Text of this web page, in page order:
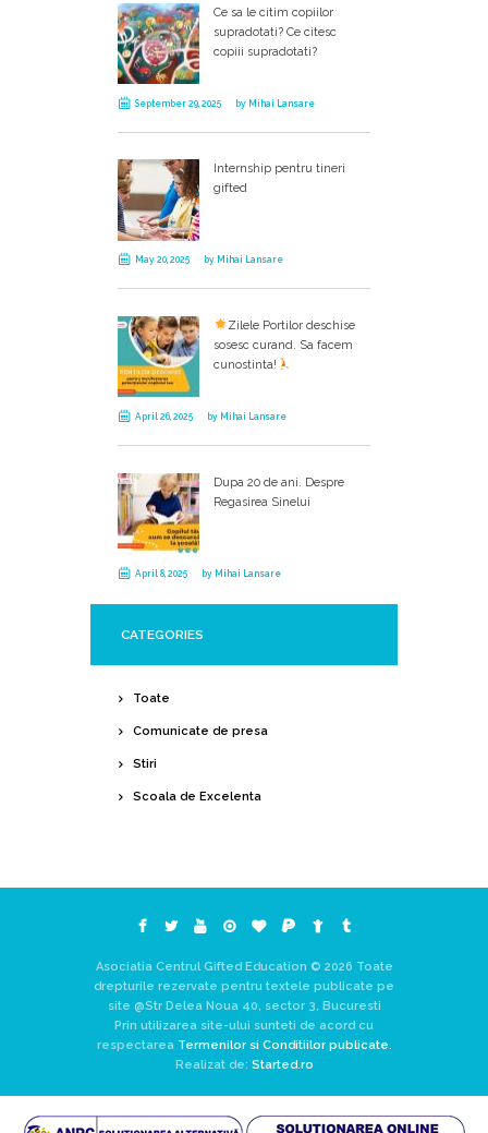
Ce sa le citim copiilor
supradotati? Ce citesc
copiii supradotati?
September 29, 2025 by Mihai Lansare
Internship pentru tineri
gifted
May 20, 2025 by Mihai Lansare
Zilele Portilor deschise
sosesc curand. Sa facem
cunostinta!
April 26, 2025 by Mihai Lansare
Dupa 20 de ani. Despre
Regasirea Sinelui
April 8, 2025 by Mihai Lansare
CATEGORIES
Toate
Comunicate de presa
Stiri
Scoala de Excelenta
Asociatia Centrul Gifted Education © 2026 Toate
drepturile rezervate pentru textele publicate pe
site @Str Delea Noua 40, sector 3, Bucuresti
Prin utilizarea site-ului sunteti de acord cu
respectarea Termenilor si Conditiilor publicate.
Realizat de: Started.ro